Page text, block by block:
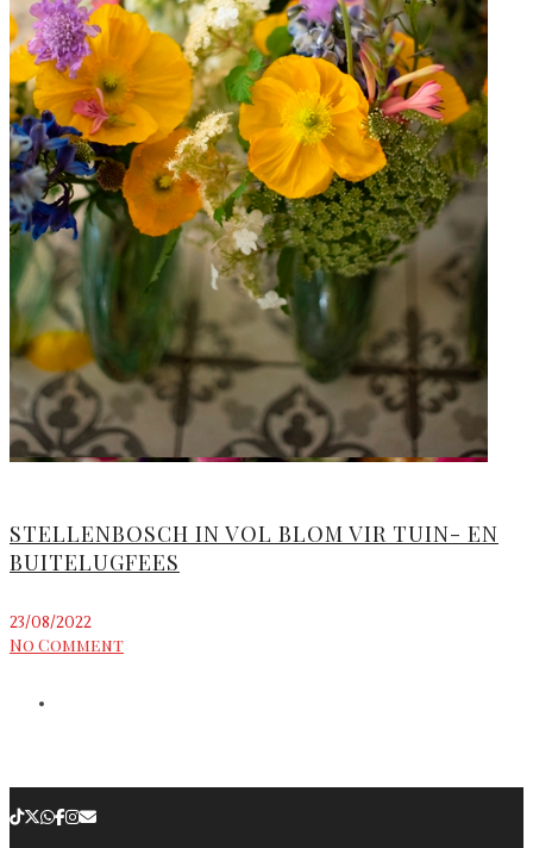
STELLENBOSCH IN VOL BLOM VIR TUIN- EN
BUITELUGFEES
23/08/2022
No Comment